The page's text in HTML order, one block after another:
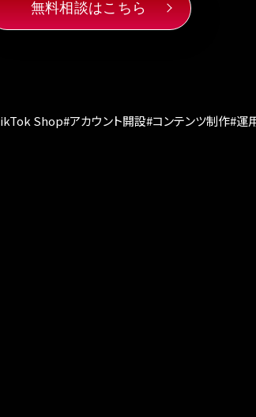
無料相談はこちら
Shop#アカウント開設#コンテンツ制作#運